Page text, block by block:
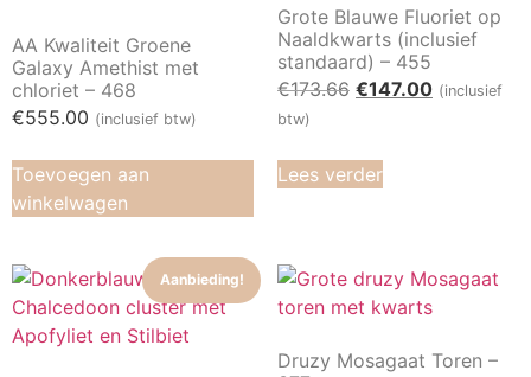
AA Kwaliteit Groene
Galaxy Amethist met
chloriet – 468
€555.00 (inclusief btw)
Toevoegen aan
winkelwagen
Grote Blauwe Fluoriet op
Naaldkwarts (inclusief
standaard) – 455
€173.66 €147.00 (inclusief
btw)
Lees verder
Aanbieding!
Druzy Mosagaat Toren –